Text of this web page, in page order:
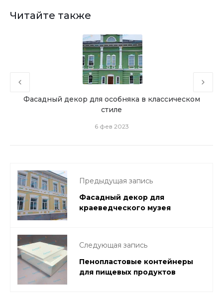
Читайте также
Фасадный декор для особняка в классическом
стиле
6 фев 2023
Предыдущая запись
Фасадный декор для
краеведческого музея
Следующая запись
Пенопластовые контейнеры
для пищевых продуктов